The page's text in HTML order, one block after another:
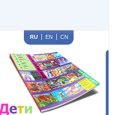
RU EN CN